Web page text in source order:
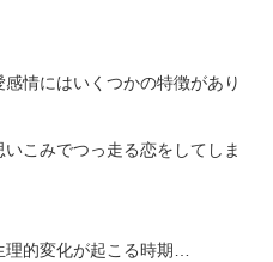
情にはいくつかの特徴があり
こみでつっ走る恋をしてしま
理的変化が起こる時期…